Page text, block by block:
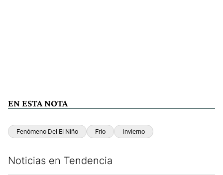
EN ESTA NOTA
Fenómeno Del El Niño Frio Invierno
Noticias en Tendencia